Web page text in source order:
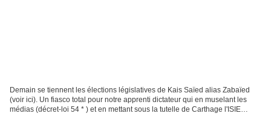
Demain se tiennent les élections législatives de Kais Saïed alias Zabaïed
(voir ici). Un fiasco total pour notre apprenti dictateur qui en muselant les
médias (décret-loi 54 * ) et en mettant sous la tutelle de Carthage l'ISIE